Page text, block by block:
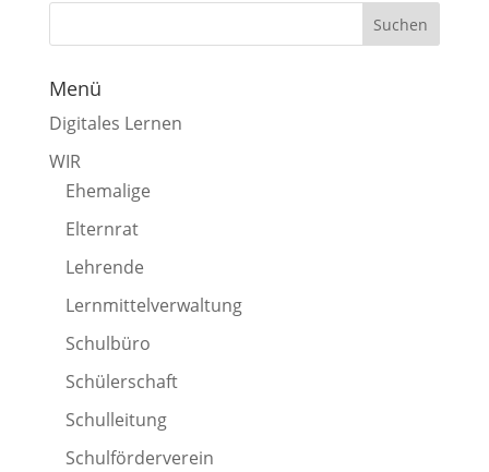
Menü
Digitales Lernen
WIR
Ehemalige
Elternrat
Lehrende
Lernmittelverwaltung
Schulbüro
Schülerschaft
Schulleitung
Schulförderverein